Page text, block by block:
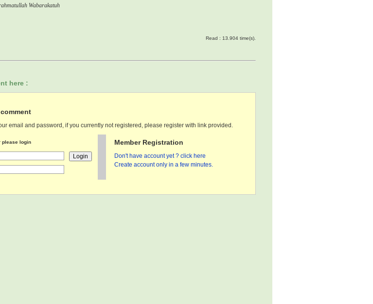
Wabarakatuh
Read : 13.904 time(s).
here :
email and password, if you currently not registered, please register with link provided.
please login Member Registration
Don't have account yet ? click here
Create account only in a few minutes.